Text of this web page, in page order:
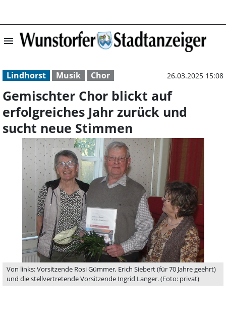
menu Gemischter
Lindhorst Musik Chor 26.03.2025 15:08
Gemischter Chor blickt auf
erfolgreiches Jahr zurück und
sucht neue Stimmen
Von links: Vorsitzende Rosi Gümmer, Erich Siebert (für 70 Jahre geehrt)
und die stellvertretende Vorsitzende Ingrid Langer. (Foto: privat)